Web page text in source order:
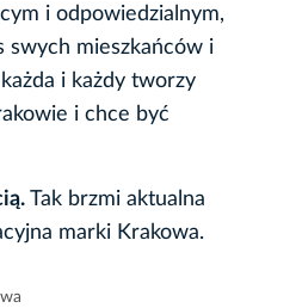
i odpowiedzialnym,
swych mieszkańców i
i każdy tworzy
i chce być
Tak brzmi aktualna
marki Krakowa.